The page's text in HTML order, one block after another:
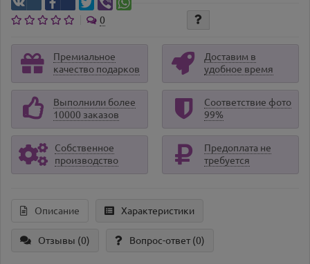
0
Премиальное
качество подарков
Доставим в
удобное время
Выполнили более
10000 заказов
Соответствие фото
99%
Собственное
производство
Предоплата не
требуется
Описание Характеристики
Отзывы (0) Вопрос-ответ(0)